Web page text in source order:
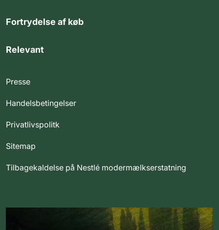
Fortrydelse af køb
Relevant
Presse
Handelsbetingelser
Privatlivspolitk
Sitemap
Tilbagekaldelse på Nestlé modermælkserstatning